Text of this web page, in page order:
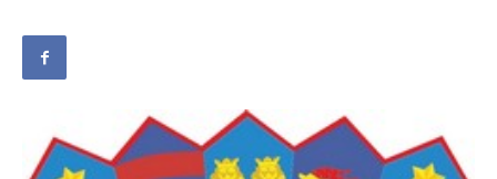
Orahovice